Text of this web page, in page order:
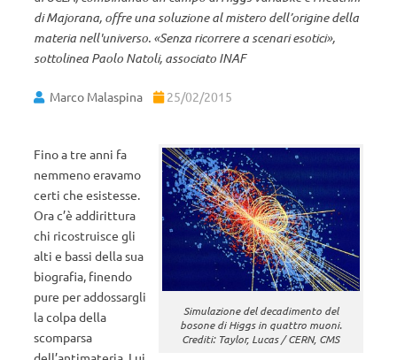
di Majorana, offre una soluzione al mistero dell’origine della
materia nell'universo. «Senza ricorrere a scenari esotici»,
sottolinea Paolo Natoli, associato INAF
Marco Malaspina 25/02/2015
Simulazione del decadimento del
bosone di Higgs in quattro muoni.
Crediti: Taylor, Lucas / CERN, CMS
Fino a tre anni fa
nemmeno eravamo
certi che esistesse.
Ora c’è addirittura
chi ricostruisce gli
alti e bassi della sua
biografia, finendo
pure per addossargli
la colpa della
scomparsa